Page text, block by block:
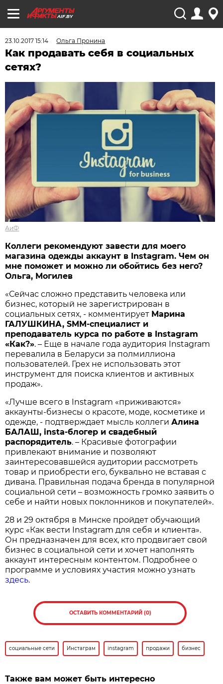
AIF.BY
23.10.2017 15:14 Ольга Пронина
Как продавать себя в социальных
сетях?
АиФ
Коллеги рекомендуют завести для моего
магазина одежды аккаунт в Instagram. Чем он
мне поможет и можно ли обойтись без него?
Ольга, Могилев
«Сейчас сложно представить человека или
бизнес, который не зарегистрирован в
социальных сетях, - комментирует Марина
ГАЛУШКИНА, SMM-специалист и
преподаватель курса по работе в Instagram
«Как?». – Еще в начале года аудитория Instagram
перевалила в Беларуси за полмиллиона
пользователей. Грех не использовать этот
инструмент для поиска клиентов и активных
продаж».
«Лучше всего в Instagram «приживаются»
аккаунты-бизнесы о красоте, моде, косметике и
одежде, - подтверждает мысль коллегиАлина
БАЛАШ, insta-блогер и свадебный
распорядитель. – Красивые фотографии
привлекают внимание и позволяют
заинтересовавшейся аудитории рассмотреть
товар и приобрести его, буквально не вставая с
дивана. Правильная подача бренда в популярной
социальной сети – возможность громко заявить о
себе и найти новых поклонников и покупателей».
28 и 29 октября в Минске пройдет обучающий
курс «Как вести Instagram для себя и клиента».
Он предназначен для всех, кто продвигает свой
бизнес в социальной сети и хочет наполнять
аккаунт интересным контентом. Подробнее о
программе и условиях участия можно узнать
здесь.
ОСТАВИТЬ КОММЕНТАРИЙ (0)
социальные сети Инстаграм instagram продажи бизнес
Также вам может быть интересно